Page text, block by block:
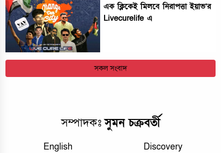
এক ক্লিকেই মিলবে নিরাপত্তা ইয়াভ’র
Livecurelife এ
সকল সংবাদ
সম্পাদকঃসুমন চক্রবর্তী
English Discovery